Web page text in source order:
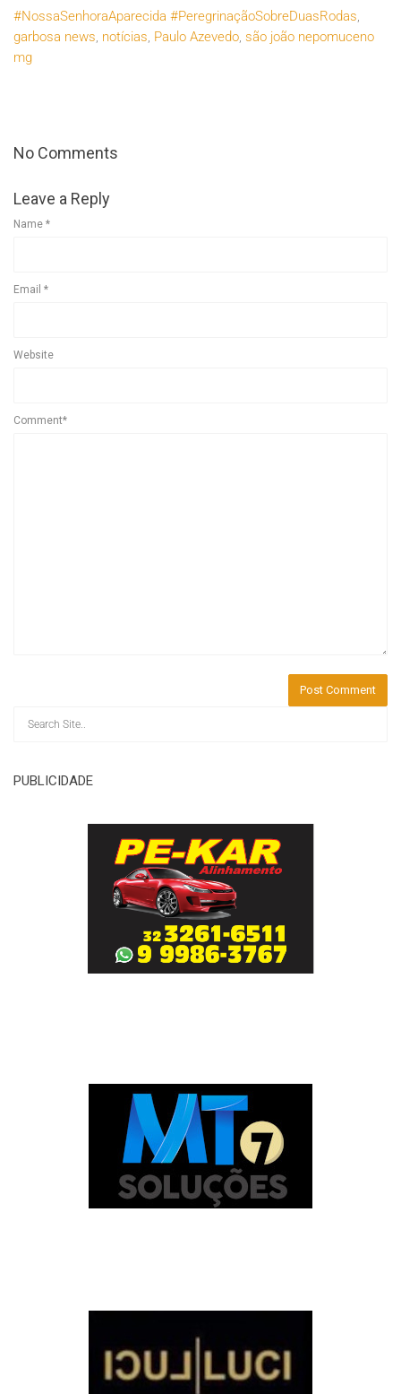
#NossaSenhoraAparecida #PeregrinaçãoSobreDuasRodas,
garbosa news, notícias, Paulo Azevedo, são joão nepomuceno
mg
No Comments
Leave a Reply
Name *
Email *
Website
Comment*
PUBLICIDADE